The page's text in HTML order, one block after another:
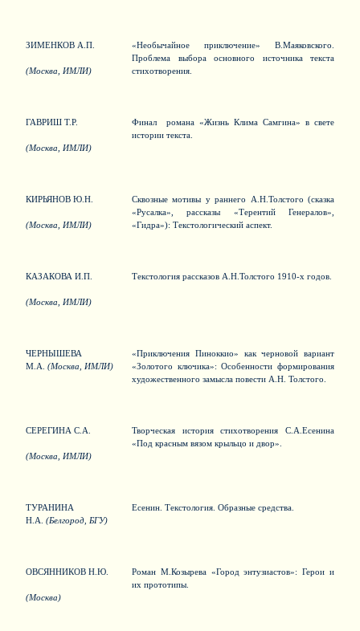
ЗИМЕНКОВ А.П.
(Москва, ИМЛИ)
«Необычайное приключение» В.Маяковского.
Проблема выбора основного источника текста
стихотворения.
ГАВРИШ Т.Р.
(Москва, ИМЛИ)
Финал романа «Жизнь Клима Самгина» в свете
истории текста.
КИРЬЯНОВ Ю.Н.
(Москва, ИМЛИ)
Сквозные мотивы у раннего А.Н.Толстого (сказка
«Русалка», рассказы «Терентий Генералов»,
«Гидра»): Текстологический аспект.
КАЗАКОВА И.П.
(Москва, ИМЛИ)
Текстология рассказов А.Н.Толстого 1910-х годов.
ЧЕРНЫШЕВА
М.А. (Москва, ИМЛИ)
«Приключения Пиноккио» как черновой вариант
«Золотого ключика»: Особенности формирования
художественного замысла повести А.Н. Толстого.
СЕРЕГИНА С.А.
(Москва, ИМЛИ)
Творческая история стихотворения С.А.Есенина
«Под красным вязом крыльцо и двор».
ТУРАНИНА
Н.А. (Белгород, БГУ)
Есенин. Текстология. Образные средства.
ОВСЯННИКОВ Н.Ю.
(Москва)
Роман М.Козырева «Город энтузиастов»: Герои и
их прототипы.